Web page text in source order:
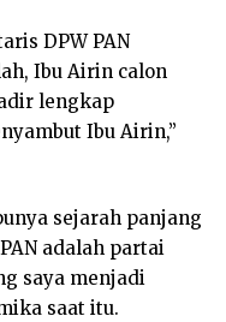
DPW PAN
Ibu Airin calon
lengkap
Ibu Airin,”
sejarah panjang
adalah partai
saya menjadi
saat itu.